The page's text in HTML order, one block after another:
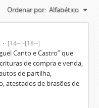
Ordenar por: Alfabético
[14--]-[18--]
Canto e Castro” que
de compra e venda,
de partilha,
atestados de brasões de